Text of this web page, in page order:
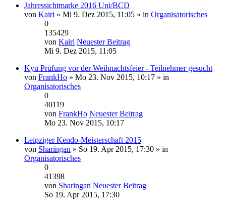
Jahressichtmarke 2016 Uni/BCD
von Kairi » Mi 9. Dez 2015, 11:05 » in Organisatorisches
0
135429
von Kairi Neuester Beitrag
Mi 9. Dez 2015, 11:05
Kyū Prüfung vor der Weihnachtsfeier - Teilnehmer gesucht
von FrankHo » Mo 23. Nov 2015, 10:17 » in
Organisatorisches
0
40119
von FrankHo Neuester Beitrag
Mo 23. Nov 2015, 10:17
Leipziger Kendo-Meisterschaft 2015
von Sharingan » So 19. Apr 2015, 17:30 » in
Organisatorisches
0
41398
von Sharingan Neuester Beitrag
So 19. Apr 2015, 17:30